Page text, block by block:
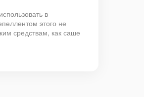
в
этого не
средствам, как саше